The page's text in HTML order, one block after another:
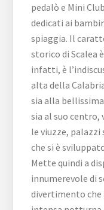
pedalò e Mini
dedicati ai
spiaggia. Il
storico di Scalea
infatti, è
alta della
sia alla
sia al suo
le viuzze,
che si è
Mette quindi a
innumerevole di
divertimento che